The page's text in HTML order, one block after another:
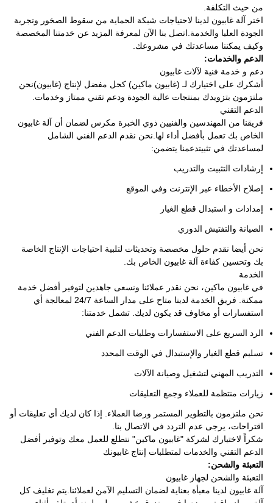
من حيث التكلفة.
اختر آلة غابيون لدينا لاحتياجات شبكة الحماية من سقوط الصخور وتجربة
الجودة العليا والخدمة.اتصل بنا الآن لمعرفة المزيد عن خدمتنا المخصصة
وكيف يمكننا مساعدتك في مشروعك.
الدعم والخدمات:
دعم و خدمة فنية لآلات غابيون
أشكرك على اختيارك لـ (غابيون ماكين) كحل مفضل لإنتاج (غابيون)نحن
ملتزمون بتزويدك بمنتجات عالية الجودة ودعم تقني ممتاز وخدمات.
الدعم التقني
فريقنا من المهندسين والفنيين ذوي الخبرة مكرس لضمان أن آلة غابيون
الخاص بك تعمل بأفضل أداء لها.نحن نقدم الدعم الفني الشامل
لمساعدتك في تثبيتدعمنا يتضمن:
إرشادات التثبيت والتدريب
إصلاح الأخطاء عبر الإنترنت وفي الموقع
إمدادات و استبدال قطع الغيار
الصيانة والتفتيش الدوري
نحن أيضا نقدم حلول مخصصة وتحديثات لتلبية احتياجات الإنتاج الخاصة
بك وتحسين كفاءة آلة غابيون الخاص بك.
الخدمة
في غابيون ماكين، نحن نقدر عملائنا ونسعى جاهدين لتوفير أفضل خدمة
ممكنة. فريق الخدمة لدينا متاح على مدار الساعة 24/7 لمعالجة أي
استفسارات أو مخاوف قد يكون لديك. تشمل خدمتنا:
الرد السريع على الاستفسارات وطلبات الدعم الفني
تسليم قطع الغيار والإستبدال في الوقت المحدد
التدريب المهني لتشغيل وصيانة الآلات
زيارات منتظمة للعملاء وجمع التعليقات
نحن ملتزمون بالتطوير المستمر ورضا العملاء. إذا كان لديك أي تعليقات أو
اقتراحات، يرجى عدم التردد في الاتصال بنا.
شكراً لاختيارك لشركة "غابيون ماكين" نتطلع للعمل معك وتوفير أفضل
الدعم التقني والخدمات لمتطلبات إنتاج غابيونك
التعبئة والشحن:
التعبئة والشحن لجهاز غابيون
آلة غابيون لدينا معبأة بعناية لضمان التسليم الآمن لعملائنا.يتم تغليف كل